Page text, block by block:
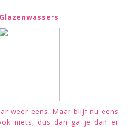
Glazenwassers
weer eens. Maar blijf nu eens
niets, dus dan ga je dan er